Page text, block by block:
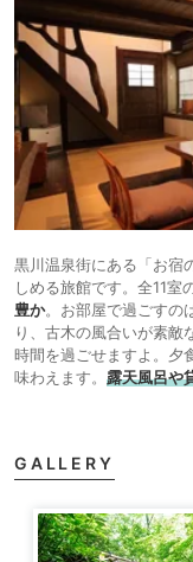
黒川温泉街にある「お宿
しめる旅館です。全11室
豊か。お部屋で過ごすの
り、古木の風合いが素敵
時間を過ごせますよ。夕
味わえます。 露天風呂や
GALLERY